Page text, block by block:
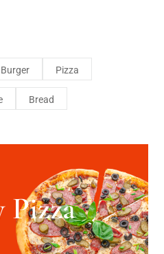
Burger Pizza
Bread
Pizza